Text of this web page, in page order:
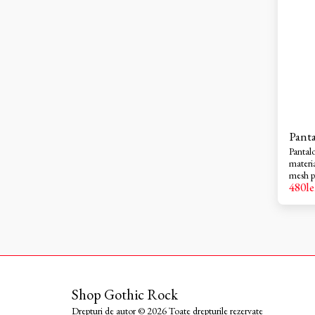
mesh
480
Shop Gothic Rock
Drepturi de autor © 2026 Toate drepturile rezervate